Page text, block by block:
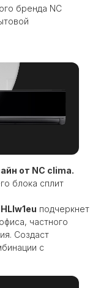
бренда NC
от NC clima.
блока сплит
подчеркнет
частного
Создаст
с